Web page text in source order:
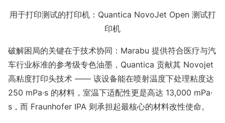
用于打印测试的打印机：Quantica NovoJet Open 测试打
印机
破解困局的关键在于技术协同：Marabu 提供符合医疗与汽
车行业标准的参考级专色油墨，Quantica 贡献其 Novojet
高粘度打印头技术 —— 该设备能在喷射温度下处理粘度达
250 mPa·s 的材料，室温下适配性更是高达 13,000 mPa·
s，而 Fraunhofer IPA 则承担起最核心的材料改性使命。